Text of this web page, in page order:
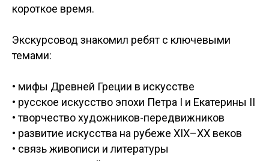
короткое время.
Экскурсовод знакомил ребят с ключевыми
темами:
• мифы Древней Греции в искусстве
• русское искусство эпохи Петра I и Екатерины II
• творчество художников-передвижников
• развитие искусства на рубеже XIX–XX веков
• связь живописи и литературы